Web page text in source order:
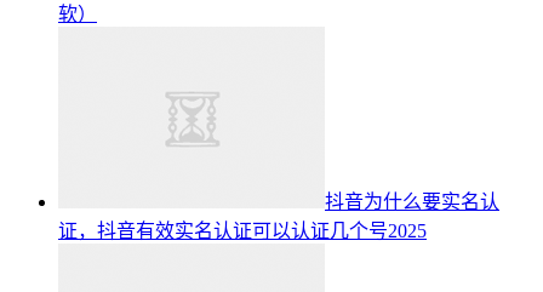
软）
抖音为什么要实名认
证，抖音有效实名认证可以认证几个号2025